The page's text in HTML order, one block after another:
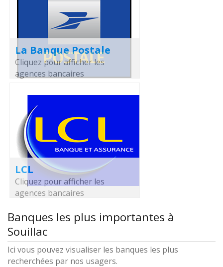
La Banque Postale
Cliquez pour afficher les
agences bancaires
LCL
Cliquez pour afficher les
agences bancaires
Banques les plus importantes à
Souillac
Ici vous pouvez visualiser les banques les plus
recherchées par nos usagers.